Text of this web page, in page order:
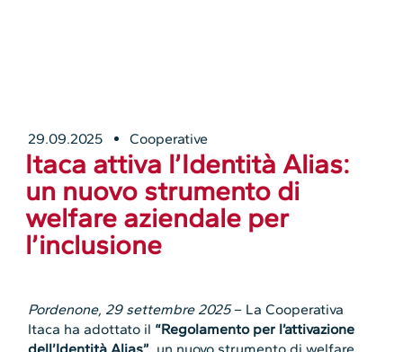
29.09.2025 Cooperative
Itaca attiva l’Identità Alias:
un nuovo strumento di
welfare aziendale per
l’inclusione
Pordenone, 29 settembre 2025– La Cooperativa
Itaca ha adottato il “Regolamento per l’attivazione